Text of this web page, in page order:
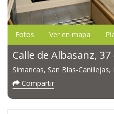
Fotos Ver en mapa
Calle de Albasanz,
Simancas, San Blas-Canillejas,
Compartir